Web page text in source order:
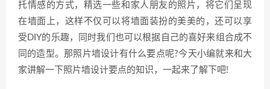
托情感的方式，精选一些和家人朋友的照片，将它们呈现
在墙面上，这样不仅可以将墙面装扮的美美的，还可以享
受DIY的乐趣，同时我们也可以根据自己的喜好来组合成不
同的造型。那照片墙设计有什么要点呢?今天小编就来和大
家讲解一下照片墙设计要点的知识，一起来了解下吧!